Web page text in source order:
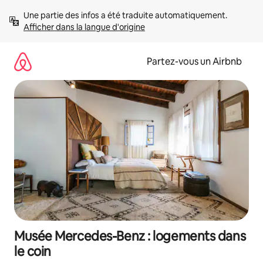
directement
Afficher dans la langue d'origine
Partez-vous un Airbnb
Musée Mercedes-Benz : logements dans
le coin